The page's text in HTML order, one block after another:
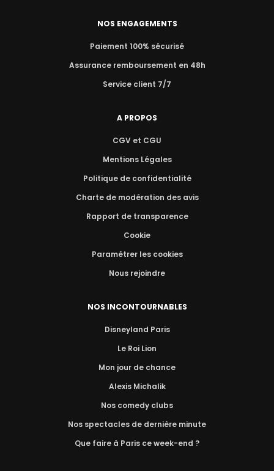
NOS ENGAGEMENTS
Paiement 100% sécurisé
Assurance remboursement en 48h
Service client 7/7
A PROPOS
CGV et CGU
Mentions Légales
Politique de confidentialité
Charte de modération des avis
Rapport de transparence
Cookie
Paramétrer les cookies
Nous rejoindre
NOS INCONTOURNABLES
Disneyland Paris
Le Roi Lion
Mon jour de chance
Alexis Michalik
Nos comedy clubs
Nos spectacles de dernière minute
Que faire à Paris ce week-end ?